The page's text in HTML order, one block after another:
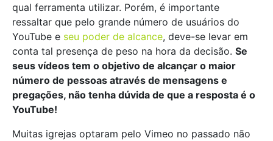
qual ferramenta utilizar. Porém, é importante
ressaltar que pelo grande número de usuários do
YouTube e seu poder de alcance, deve-se levar em
conta tal presença de peso na hora da decisão. Se
seus vídeos tem o objetivo de alcançar o maior
número de pessoas através de mensagens e
pregações, não tenha dúvida de que a resposta é o
YouTube!
Muitas igrejas optaram pelo Vimeo no passado não